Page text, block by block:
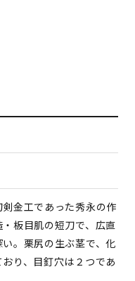
金工であった秀永の作
板目肌の短刀で、広直
。栗尻の生ぶ茎で、化
り、目釘穴は２つであ